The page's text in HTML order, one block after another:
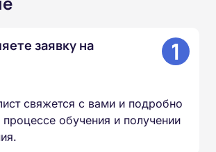
заявку на
1
свяжется с вами и подробно
обучения и получении